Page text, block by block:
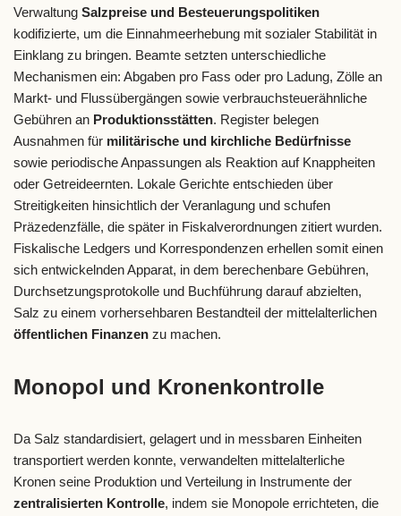
Verwaltung Salzpreise und Besteuerungspolitiken
kodifizierte, um die Einnahmeerhebung mit sozialer Stabilität in
Einklang zu bringen. Beamte setzten unterschiedliche
Mechanismen ein: Abgaben pro Fass oder pro Ladung, Zölle an
Markt- und Flussübergängen sowie verbrauchsteuerähnliche
Gebühren an Produktionsstätten. Register belegen
Ausnahmen für militärische und kirchliche Bedürfnisse
sowie periodische Anpassungen als Reaktion auf Knappheiten
oder Getreideernten. Lokale Gerichte entschieden über
Streitigkeiten hinsichtlich der Veranlagung und schufen
Präzedenzfälle, die später in Fiskalverordnungen zitiert wurden.
Fiskalische Ledgers und Korrespondenzen erhellen somit einen
sich entwickelnden Apparat, in dem berechenbare Gebühren,
Durchsetzungsprotokolle und Buchführung darauf abzielten,
Salz zu einem vorhersehbaren Bestandteil der mittelalterlichen
öffentlichen Finanzen zu machen.
Monopol und Kronenkontrolle
Da Salz standardisiert, gelagert und in messbaren Einheiten
transportiert werden konnte, verwandelten mittelalterliche
Kronen seine Produktion und Verteilung in Instrumente der
zentralisierten Kontrolle, indem sie Monopole errichteten, die